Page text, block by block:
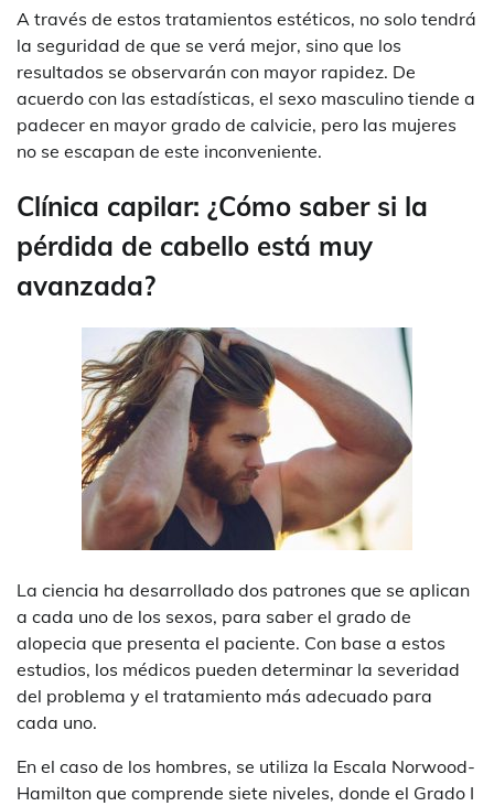
A través de estos tratamientos estéticos, no solo tendrá
la seguridad de que se verá mejor, sino que los
resultados se observarán con mayor rapidez. De
acuerdo con las estadísticas, el sexo masculino tiende a
padecer en mayor grado de calvicie, pero las mujeres
no se escapan de este inconveniente.
Clínica capilar: ¿Cómo saber si la
pérdida de cabello está muy
avanzada?
La ciencia ha desarrollado dos patrones que se aplican
a cada uno de los sexos, para saber el grado de
alopecia que presenta el paciente. Con base a estos
estudios, los médicos pueden determinar la severidad
del problema y el tratamiento más adecuado para
cada uno.
En el caso de los hombres, se utiliza la Escala Norwood-
Hamilton que comprende siete niveles, donde el Grado I